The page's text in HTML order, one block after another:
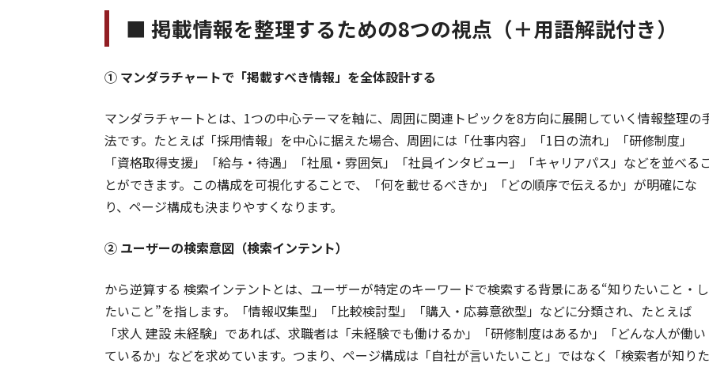
■ 掲載情報を整理するための8つの視点（＋用語解説付き）
① マンダラチャートで「掲載すべき情報」を全体設計する
マンダラチャートとは、1つの中心テーマを軸に、周囲に関連トピックを8方向に展開していく情報整理の
法です。たとえば「採用情報」を中心に据えた場合、周囲には「仕事内容」「1日の流れ」「研修制度」
「資格取得支援」「給与・待遇」「社風・雰囲気」「社員インタビュー」「キャリアパス」などを並べる
とができます。この構成を可視化することで、「何を載せるべきか」「どの順序で伝えるか」が明確にな
り、ページ構成も決まりやすくなります。
② ユーザーの検索意図（検索インテント）
から逆算する 検索インテントとは、ユーザーが特定のキーワードで検索する背景にある“知りたいこと・し
たいこと”を指します。「情報収集型」「比較検討型」「購入・応募意欲型」などに分類され、たとえば
「求人 建設 未経験」であれば、求職者は「未経験でも働けるか」「研修制度はあるか」「どんな人が働い
ているか」などを求めています。つまり、ページ構成は「自社が言いたいこと」ではなく「検索者が知りた